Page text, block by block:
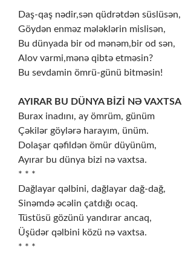
Daş-qaş nədir,sən qüdrətdən süslüsən,
Göydən enməz mələklərin mislisən,
Bu dünyada bir od mənəm,bir od sən,
Alov varmi,mənə qibtə etməsin?
Bu sevdamin ömrü-günü bitməsin!
AYIRAR BU DÜNYA BİZİ NƏ VAXTSA
Burax inadını, ay ömrüm, günüm
Çəkilər göylərə harayım, ünüm.
Dolaşar qəfildən ömür düyünüm,
Ayırar bu dünya bizi nə vaxtsa.
* * *
Dağlayar qəlbini, dağlayar dağ-dağ,
Sinəmdə əcəlin çatdığı ocaq.
Tüstüsü gözünü yandırar ancaq,
Üşüdər qəlbini közü nə vaxtsa.
* * *